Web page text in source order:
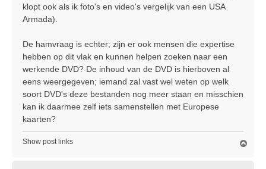
klopt ook als ik foto's en video's vergelijk van een USA
Armada).
De hamvraag is echter; zijn er ook mensen die expertise
hebben op dit vlak en kunnen helpen zoeken naar een
werkende DVD? De inhoud van de DVD is hierboven al
eens weergegeven; iemand zal vast wel weten op welk
soort DVD's deze bestanden nog meer staan en misschien
kan ik daarmee zelf iets samenstellen met Europese
kaarten?
Show post links